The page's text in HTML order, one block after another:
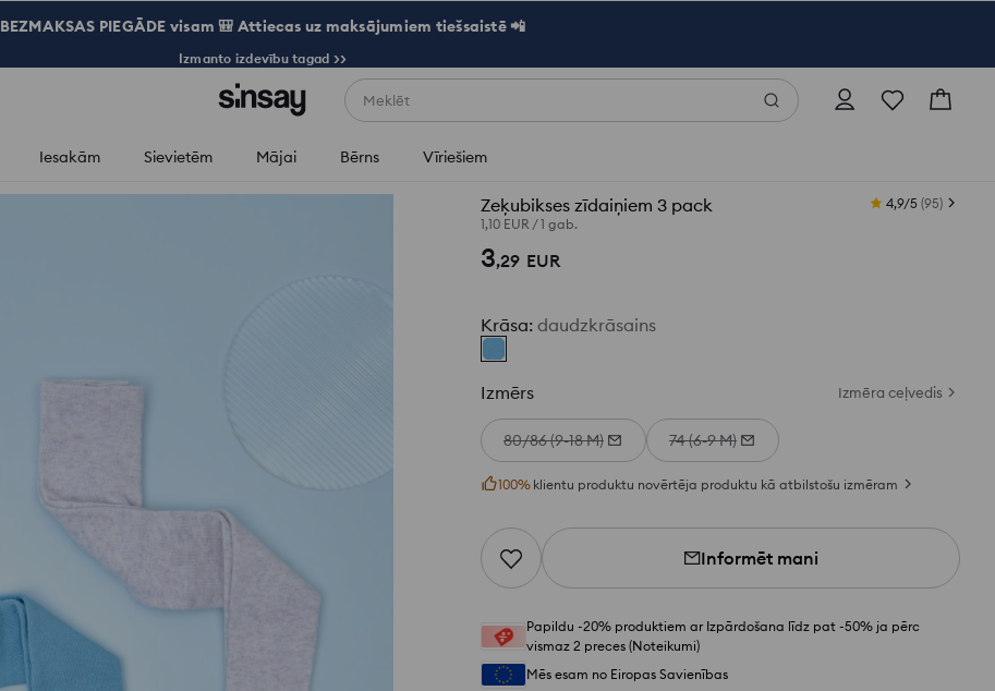
BEZMAKSAS PIEGĀDE visam 🎒 Attiecas uz maksājumiem tiešsaistē 📲
Izmanto izdevību tagad >>
Meklēt
Iesakām Sievietēm Mājai Bērns Vīriešiem
Zeķubikses zīdaiņiem 3 pack
1,10 EUR /1 gab.
4,9/5 (95)
3,29 EUR
Krāsa: daudzkrāsains
Izmērs Izmēra ceļvedis
80/86 (9-18 M) 74 (6-9 M)
100% klientu produktu novērtēja produktu kā atbilstošu izmēram
Informēt mani
Papildu -20% produktiem ar Izpārdošana līdz pat -50% ja pērc
vismaz 2 preces (Noteikumi)
Mēs esam no Eiropas Savienības